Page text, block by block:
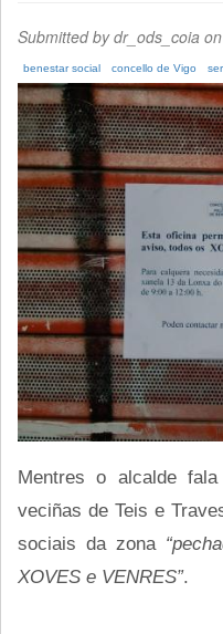
Submitted bydr_ods_coia
benestar social
concello de Vigo
Mentres o alcalde
veciñas de Teis e
sociais da zona
XOVES e VENRES”.